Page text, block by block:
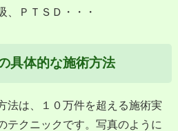
、ＰＴＳＤ・・・
具体的な施術方法
法は、１０万件を超える施術実
テクニックです。写真のように